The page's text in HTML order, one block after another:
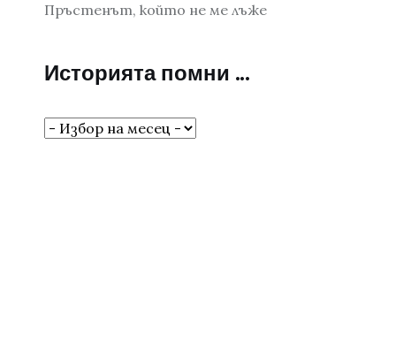
Пръстенът, който не ме лъже
Историята помни …
Историята